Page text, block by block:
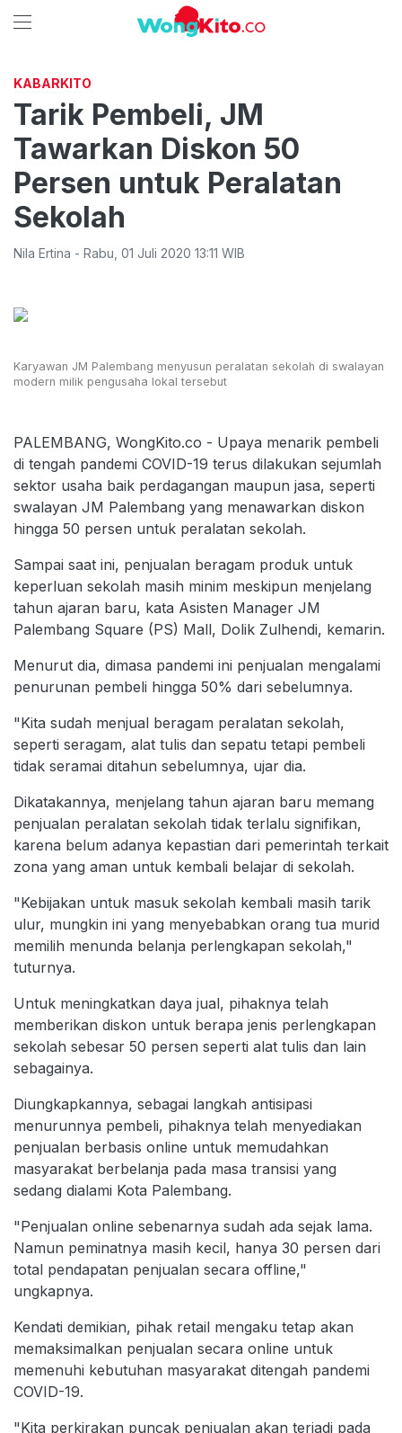
KABARKITO
Tarik Pembeli, JM
Tawarkan Diskon 50
Persen untuk Peralatan
Sekolah
Nila Ertina - Rabu 01 Juli 2020 13:11 WIB
Karyawan JM Palembang menyusun peralatan sekolah di swalayan
modern milik pengusaha lokal tersebut
PALEMBANG, WongKito.co - Upaya menarik pembeli
di tengah pandemi COVID-19 terus dilakukan sejumlah
sektor usaha baik perdagangan maupun jasa, seperti
swalayan JM Palembang yang menawarkan diskon
hingga 50 persen untuk peralatan sekolah.
Sampai saat ini, penjualan beragam produk untuk
keperluan sekolah masih minim meskipun menjelang
tahun ajaran baru, kata Asisten Manager JM
Palembang Square (PS) Mall, Dolik Zulhendi, kemarin.
Menurut dia, dimasa pandemi ini penjualan mengalami
penurunan pembeli hingga 50% dari sebelumnya.
"Kita sudah menjual beragam peralatan sekolah,
seperti seragam, alat tulis dan sepatu tetapi pembeli
tidak seramai ditahun sebelumnya, ujar dia.
Dikatakannya, menjelang tahun ajaran baru memang
penjualan peralatan sekolah tidak terlalu signifikan,
karena belum adanya kepastian dari pemerintah terkait
zona yang aman untuk kembali belajar di sekolah.
"Kebijakan untuk masuk sekolah kembali masih tarik
ulur, mungkin ini yang menyebabkan orang tua murid
memilih menunda belanja perlengkapan sekolah,"
tuturnya.
Untuk meningkatkan daya jual, pihaknya telah
memberikan diskon untuk berapa jenis perlengkapan
sekolah sebesar 50 persen seperti alat tulis dan lain
sebagainya.
Diungkapkannya, sebagai langkah antisipasi
menurunnya pembeli, pihaknya telah menyediakan
penjualan berbasis online untuk memudahkan
masyarakat berbelanja pada masa transisi yang
sedang dialami Kota Palembang.
"Penjualan online sebenarnya sudah ada sejak lama.
Namun peminatnya masih kecil, hanya 30 persen dari
total pendapatan penjualan secara offline,"
ungkapnya.
Kendati demikian, pihak retail mengaku tetap akan
memaksimalkan penjualan secara online untuk
memenuhi kebutuhan masyarakat ditengah pandemi
COVID-19.
"Kita perkirakan puncak penjualan akan terjadi pada